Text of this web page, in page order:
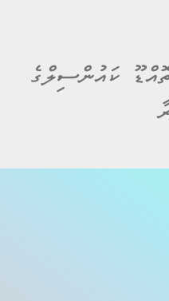
ކައުންސިލްގެ